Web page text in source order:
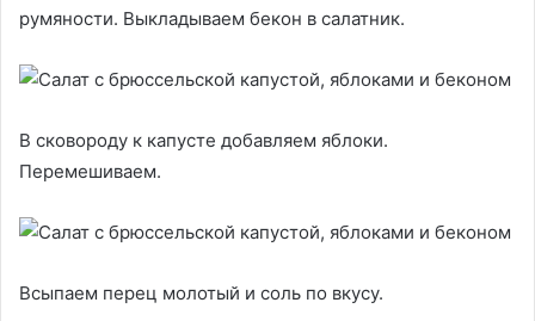
румяности. Выкладываем бекон в салатник.
В сковороду к капусте добавляем яблоки.
Перемешиваем.
Всыпаем перец молотый и соль по вкусу.